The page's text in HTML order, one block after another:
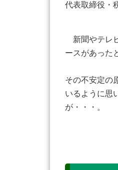
代表取締役
新聞やテレ
ースがあった
その不安定の
いるように思
が・・・。